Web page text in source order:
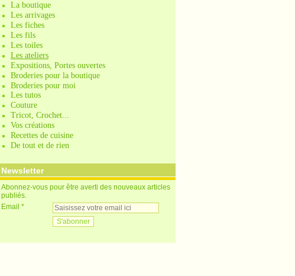
La boutique
Les arrivages
Les fiches
Les fils
Les toiles
Les ateliers
Expositions, Portes ouvertes
Broderies pour la boutique
Broderies pour moi
Les tutos
Couture
Tricot, Crochet...
Vos créations
Recettes de cuisine
De tout et de rien
Newsletter
Abonnez-vous pour être averti des nouveaux articles
publiés.
Email